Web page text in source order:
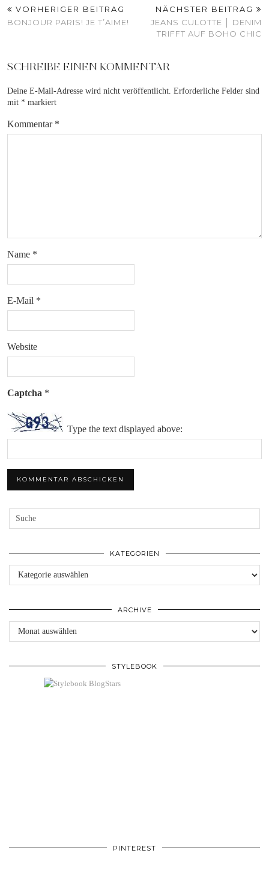
VORHERIGER BEITRAG
BONJOUR PARIS! JE T’AIME!
NÄCHSTER BEITRAG
JEANS CULOTTE │ DENIM
TRIFFT AUF BOHO CHIC
SCHREIBE EINEN KOMMENTAR
Deine E-Mail-Adresse wird nicht veröffentlicht. Erforderliche Felder sind
mit * markiert
Kommentar *
Name *
E-Mail *
Website
Captcha *
Type the text displayed above:
KATEGORIEN
Kategorien
ARCHIVE
Archive
STYLEBOOK
PINTEREST